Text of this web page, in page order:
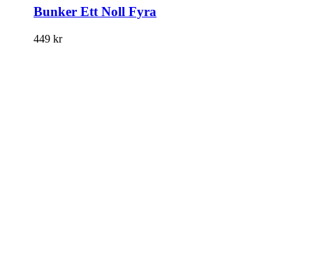
Bunker Ett Noll Fyra
449 kr